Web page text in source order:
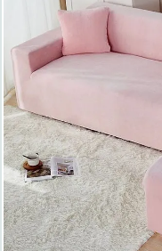
Lenjerii de pat Bumbac
Lenjerii de pat Cocolino
Lenjerii de pat Finet + 2
Lenjerii de pat Saten 4
elastic